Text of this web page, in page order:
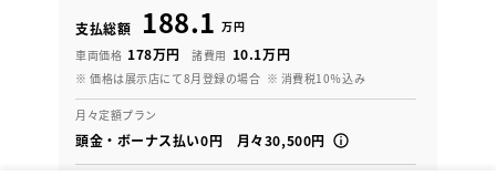
支払総額 188.1 万円
車両価格 178万円 諸費用 10.1万円
※ 価格は展示店にて8月登録の場合 ※ 消費税10％込み
月々定額プラン
頭金・ボーナス払い0円 月々30,500円